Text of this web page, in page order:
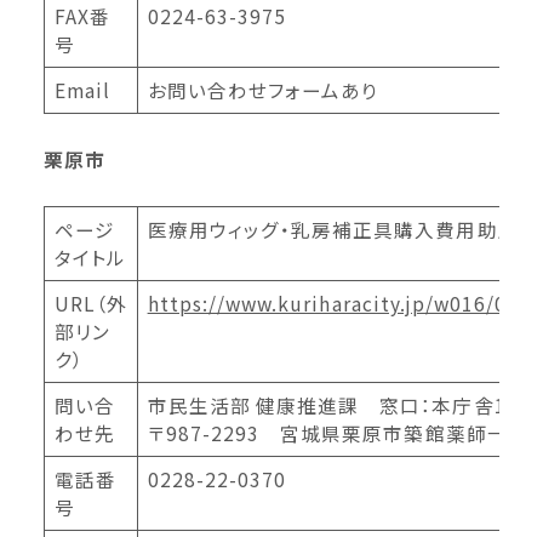
FAX番
号
0224-63-3975
Email お問い合わせフォームあり
栗原市
ページ
タイトル
医療用ウィッグ・乳房補正具購入費用助成
URL（外
部リン
ク）
https://www.kuriharacity.jp/w016/
問い合
わせ先
市民生活部 健康推進課 窓口：本庁舎1階
〒987-2293 宮城県栗原市築館薬師一丁
電話番
号
0228-22-0370